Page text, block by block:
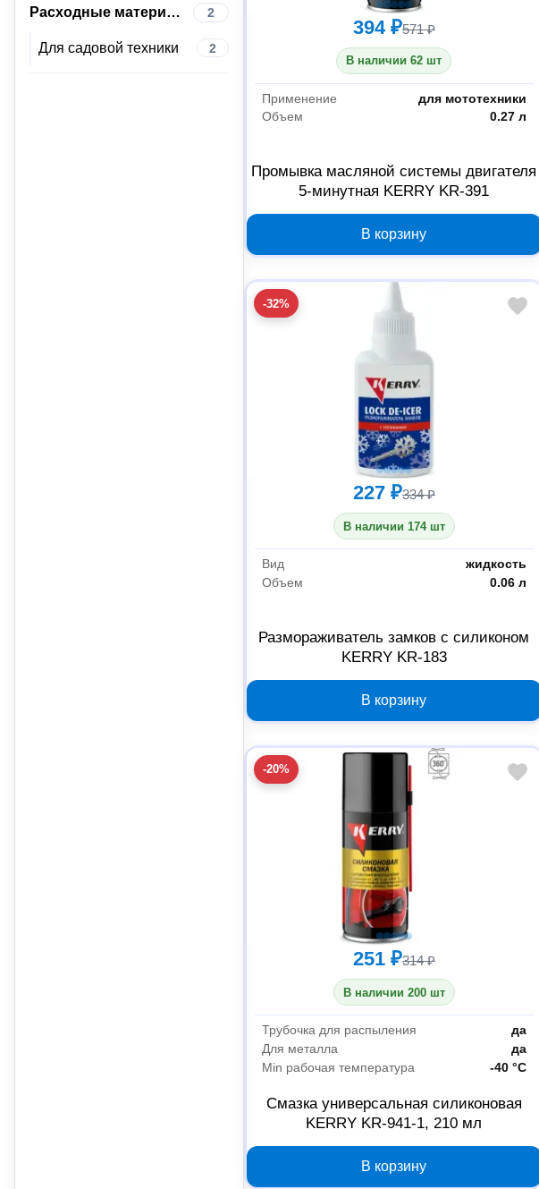
Расходные материалы 2
Для садовой техники 2
394 ₽571 ₽
В наличии 62 шт
Применение
для мототехники
Объем
0.27 л
Промывка масляной системы двигателя
5-минутная KERRY KR-391
В корзину
-32%
227 ₽334 ₽
В наличии 174 шт
Вид
жидкость
Объем
0.06 л
Размораживатель замков с силиконом
KERRY KR-183
В корзину
-20%
251 ₽314 ₽
В наличии 200 шт
Трубочка для распыления
да
Для металла
да
Min рабочая температура
-40 °С
Смазка универсальная силиконовая
KERRY KR-941-1, 210 мл
В корзину